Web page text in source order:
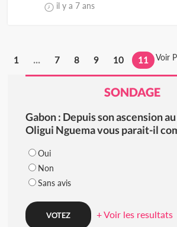
il y a 7 ans
1 ... 7 8 9 10 11 Voir
SONDAGE
Gabon : Depuis son ascension
Oligui Nguema vous parait-il
Oui
Non
Sans avis
+ Voir les resultats